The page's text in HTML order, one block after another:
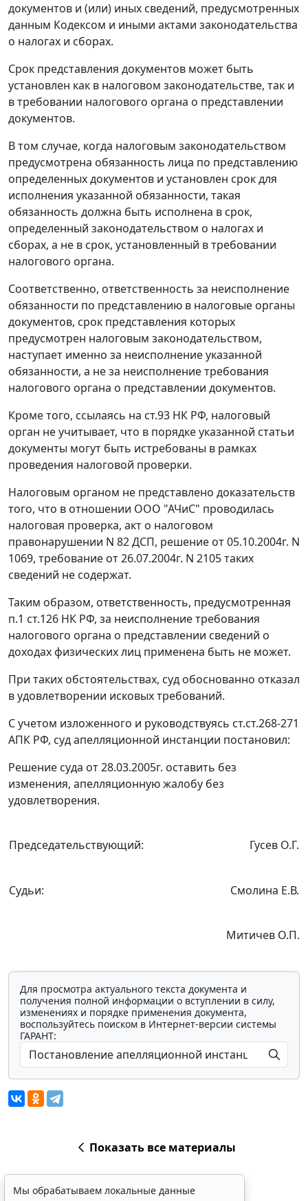
документов и (или) иных сведений, предусмотренных
данным Кодексом и иными актами законодательства
о налогах и сборах.
Срок представления документов может быть
установлен как в налоговом законодательстве, так и
в требовании налогового органа о представлении
документов.
В том случае, когда налоговым законодательством
предусмотрена обязанность лица по представлению
определенных документов и установлен срок для
исполнения указанной обязанности, такая
обязанность должна быть исполнена в срок,
определенный законодательством о налогах и
сборах, а не в срок, установленный в требовании
налогового органа.
Соответственно, ответственность за неисполнение
обязанности по представлению в налоговые органы
документов, срок представления которых
предусмотрен налоговым законодательством,
наступает именно за неисполнение указанной
обязанности, а не за неисполнение требования
налогового органа о представлении документов.
Кроме того, ссылаясь на ст.93 НК РФ, налоговый
орган не учитывает, что в порядке указанной статьи
документы могут быть истребованы в рамках
проведения налоговой проверки.
Налоговым органом не представлено доказательств
того, что в отношении ООО "АЧиС" проводилась
налоговая проверка, акт о налоговом
правонарушении N 82 ДСП, решение от 05.10.2004г. N
1069, требование от 26.07.2004г. N 2105 таких
сведений не содержат.
Таким образом, ответственность, предусмотренная
п.1 ст.126 НК РФ, за неисполнение требования
налогового органа о представлении сведений о
доходах физических лиц применена быть не может.
При таких обстоятельствах, суд обоснованно отказал
в удовлетворении исковых требований.
С учетом изложенного и руководствуясь ст.ст.268-271
АПК РФ, суд апелляционной инстанции постановил:
Решение суда от 28.03.2005г. оставить без
изменения, апелляционную жалобу без
удовлетворения.
Председательствующий: Гусев О.Г.
Судьи: Смолина Е.В.
Митичев О.П.
Для просмотра актуального текста документа и
получения полной информации о вступлении в силу,
изменениях и порядке применения документа,
воспользуйтесь поиском в Интернет-версии системы
ГАРАНТ:
Показать все материалы
Мы обрабатываем локальные данные